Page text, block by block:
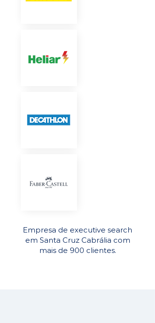
Empresa de executive search
em Santa Cruz Cabrália com
mais de 900 clientes.